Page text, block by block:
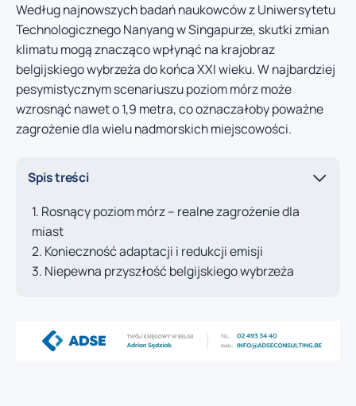
Według najnowszych badań naukowców z Uniwersytetu
Technologicznego Nanyang w Singapurze, skutki zmian
klimatu mogą znacząco wpłynąć na krajobraz
belgijskiego wybrzeża do końca XXI wieku. W najbardziej
pesymistycznym scenariuszu poziom mórz może
wzrosnąć nawet o 1,9 metra, co oznaczałoby poważne
zagrożenie dla wielu nadmorskich miejscowości.
Spis treści
Rosnący poziom mórz – realne zagrożenie dla
miast
Konieczność adaptacji i redukcji emisji
Niepewna przyszłość belgijskiego wybrzeża